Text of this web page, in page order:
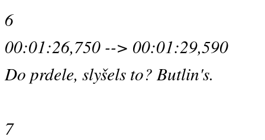
6
00:01:26,750 --> 00:01:29,590
Do prdele, slyšels to? Butlin's.
7